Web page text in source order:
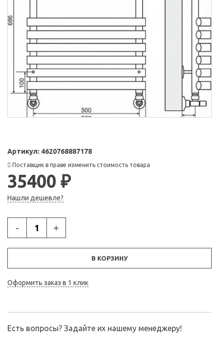
Артикул: 4620768887178
Поставщик в праве изменить стоимость товара
35400 ₽
Нашли дешевле?
- +
В КОРЗИНУ
Оформить заказ в 1 клик
Есть вопросы? Задайте их нашему менеджеру!